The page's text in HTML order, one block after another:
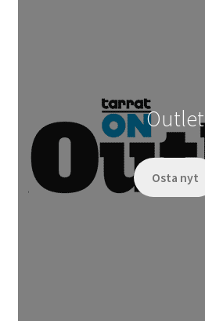
Outlet
Osta nyt